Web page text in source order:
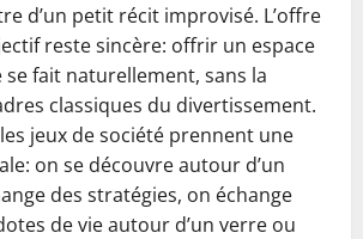
d’un petit récit improvisé. L’offre
reste sincère: offrir un espace
fait naturellement, sans la
classiques du divertissement.
jeux de société prennent une
on se découvre autour d’un
des stratégies, on échange
de vie autour d’un verre ou